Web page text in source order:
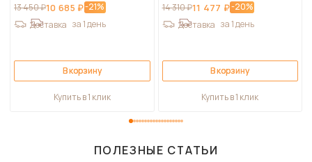
13 450 ₽10 685 ₽-21%
Доставка за 1 день
В корзину
Купить в 1 клик
14 310 ₽11 477 ₽-20%
Доставка за 1 день
В корзину
Купить в 1 клик
ПОЛЕЗНЫЕ СТАТЬИ